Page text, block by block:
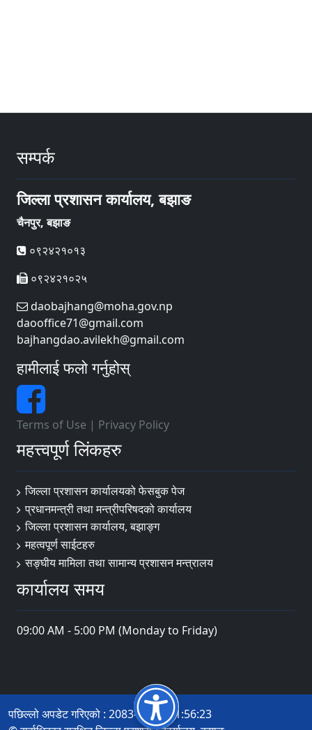
सम्पर्क
जिल्ला प्रशासन कार्यालय, बझाङ
चैनपुर, बझाङ
०९२४२१०१३
०९२४२१०२५
daobajhang@moha.gov.np
daooffice71@gmail.com
bajhangdao.avilekh@gmail.com
हामीलाई फलो गर्नुहोस्
Terms of Use | Privacy Policy
महत्त्वपूर्ण लिंकहरु
जिल्ला प्रशासन कार्यालयको फेसबुक पेज
प्रधानमन्त्री तथा मन्त्रीपरिषदको कार्यालय
जिल्ला प्रशासन कार्यालय, बझाङ्ग
महत्वपूर्ण साईटहरु
सङ्घीय मामिला तथा सामान्य प्रशासन मन्त्रालय
कार्यालय समय
09:00 AM - 5:00 PM (Monday to Friday)
पछिल्लो अपडेट गरिएको : 2083-04-05 11:56:23